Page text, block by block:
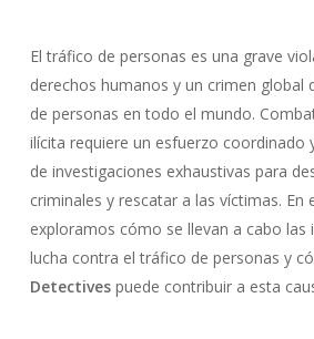
El tráfico de personas es una grave
derechos humanos y un crimen global
de personas en todo el mundo.
ilícita requiere un esfuerzo coordinado
de investigaciones exhaustivas para
criminales y rescatar a las víctimas. En
exploramos cómo se llevan a cabo las
lucha contra el tráfico de personas y
Detectivespuede contribuir a esta